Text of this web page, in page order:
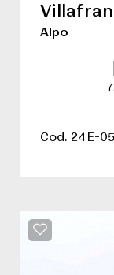
Alpo
Cod. 24E-